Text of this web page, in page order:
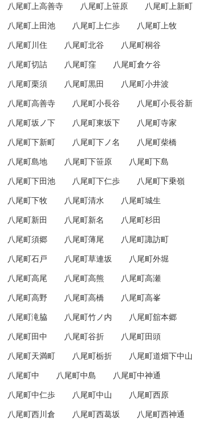
八尾町上高善寺
八尾町上笹原
八尾町上新町
八尾町上田池
八尾町上仁歩
八尾町上牧
八尾町川住
八尾町北谷
八尾町桐谷
八尾町切詰
八尾町窪
八尾町倉ケ谷
八尾町栗須
八尾町黒田
八尾町小井波
八尾町高善寺
八尾町小長谷
八尾町小長谷新
八尾町坂ノ下
八尾町東坂下
八尾町寺家
八尾町下新町
八尾町下ノ名
八尾町柴橋
八尾町島地
八尾町下笹原
八尾町下島
八尾町下田池
八尾町下仁歩
八尾町下乗嶺
八尾町下牧
八尾町清水
八尾町城生
八尾町新田
八尾町新名
八尾町杉田
八尾町須郷
八尾町薄尾
八尾町諏訪町
八尾町石戸
八尾町草連坂
八尾町外堀
八尾町高尾
八尾町高熊
八尾町高瀬
八尾町高野
八尾町高橋
八尾町高峯
八尾町滝脇
八尾町竹ノ内
八尾町舘本郷
八尾町田中
八尾町谷折
八尾町田頭
八尾町天満町
八尾町栃折
八尾町道畑下中山
八尾町中
八尾町中島
八尾町中神通
八尾町中仁歩
八尾町中山
八尾町西原
八尾町西川倉
八尾町西葛坂
八尾町西神通